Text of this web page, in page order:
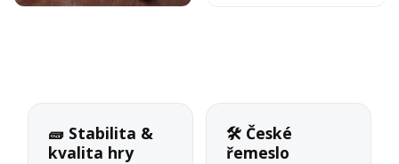
🧱 Stabilita &
kvalita hry
🛠 České
řemeslo